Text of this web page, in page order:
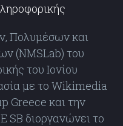
Πολυμέσων και
(NMSLab) του
του Ιονίου
με το Wikimedia
Greece και την
SB διοργανώνει το